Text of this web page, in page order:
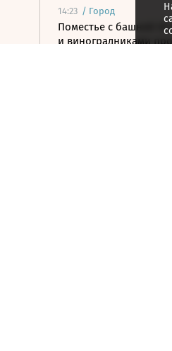
14:23 / Город
Поместье с башней XII
и виноградниками